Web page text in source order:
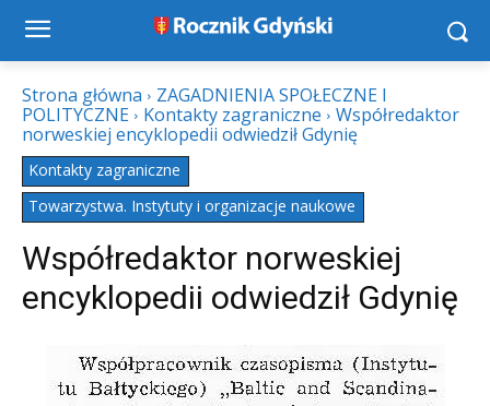
Strona główna
ZAGADNIENIA SPOŁECZNE I
POLITYCZNE
Kontakty zagraniczne
Współredaktor
norweskiej encyklopedii odwiedził Gdynię
Kontakty zagraniczne
Towarzystwa. Instytuty i organizacje naukowe
Współredaktor norweskiej
encyklopedii odwiedził Gdynię